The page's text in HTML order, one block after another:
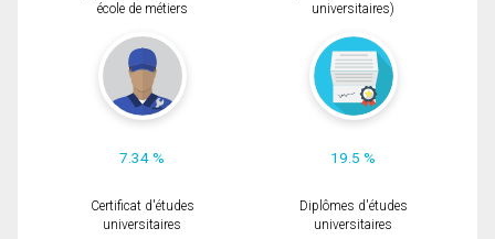
école de métiers
7.34 %
universitaires)
19.5 %
Certificat d'études
universitaires
Diplômes d'études
universitaires